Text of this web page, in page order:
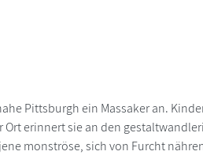
Pittsburgh ein Massaker an.
erinnert sie an den
monströse, sich von Furcht